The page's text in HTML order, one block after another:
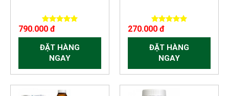
790.000 đ
ĐẶT HÀNG
NGAY
270.000 đ
ĐẶT HÀNG
NGAY